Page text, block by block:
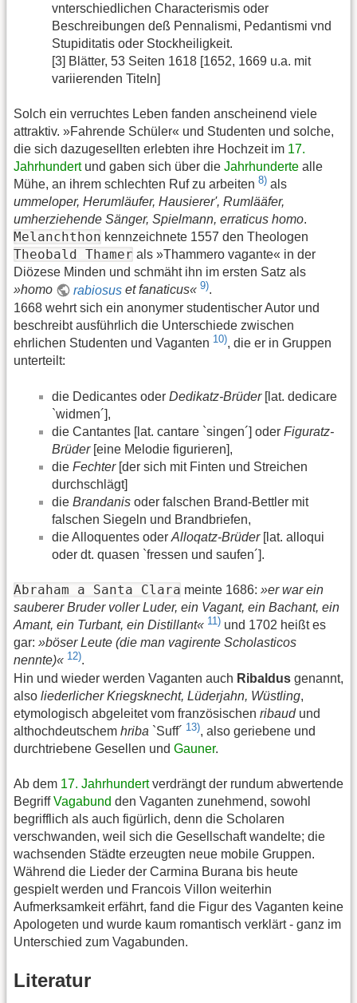
vnterschiedlichen Characterismis oder
Beschreibungen deß Pennalismi, Pedantismi vnd
Stupiditatis oder Stockheiligkeit.
[3] Blätter, 53 Seiten 1618 [1652, 1669 u.a. mit
variierenden Titeln]
Solch ein verruchtes Leben fanden anscheinend viele
attraktiv. »Fahrende Schüler« und Studenten und solche,
die sich dazugesellten erlebten ihre Hochzeit im 17.
Jahrhundertund gaben sich über die Jahrhunderte alle
Mühe, an ihrem schlechten Ruf zu arbeiten 8) als
ummeloper, Herumläufer, Hausierer', Rumlääfer,
umherziehende Sänger, Spielmann, erraticus homo.
Melanchthon kennzeichnete 1557 den Theologen
Theobald Thamer als »Thammero vagante« in der
Diözese Minden und schmäht ihn im ersten Satz als
»homo
rabiosus et fanaticus« 9).
1668 wehrt sich ein anonymer studentischer Autor und
beschreibt ausführlich die Unterschiede zwischen
ehrlichen Studenten und Vaganten 10), die er in Gruppen
unterteilt:
die Dedicantes oder Dedikatz-Brüder[lat. dedicare
`widmen´],
die Cantantes [lat. cantare `singen´] oder Figuratz-
Brüder[eine Melodie figurieren],
die Fechter[der sich mit Finten und Streichen
durchschlägt]
die Brandanis oder falschen Brand-Bettler mit
falschen Siegeln und Brandbriefen,
die Alloquentes oder Alloqatz-Brüder[lat. alloqui
oder dt. quasen `fressen und saufen´].
Abraham a Santa Clara meinte 1686: »er war ein
sauberer Bruder voller Luder, ein Vagant, ein Bachant, ein
Amant, ein Turbant, ein Distillant« 11) und 1702 heißt es
gar: »böser Leute (die man vagirente Scholasticos
nennte)« 12).
Hin und wieder werden Vaganten auch Ribaldus genannt,
also liederlicher Kriegsknecht, Lüderjahn, Wüstling,
etymologisch abgeleitet vom französischen ribaudund
althochdeutschem hriba `Suff´ 13), also geriebene und
durchtriebene Gesellen und Gauner.
Ab dem 17. Jahrhundertverdrängt der rundum abwertende
BegriffVagabund den Vaganten zunehmend, sowohl
begrifflich als auch figürlich, denn die Scholaren
verschwanden, weil sich die Gesellschaft wandelte; die
wachsenden Städte erzeugten neue mobile Gruppen.
Während die Lieder der Carmina Burana bis heute
gespielt werden und Francois Villon weiterhin
Aufmerksamkeit erfährt, fand die Figur des Vaganten keine
Apologeten und wurde kaum romantisch verklärt - ganz im
Unterschied zum Vagabunden.
Literatur